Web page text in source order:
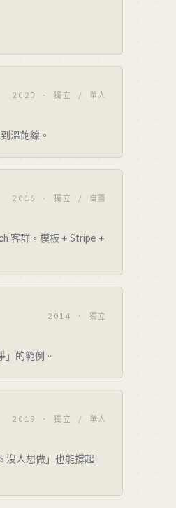
2023 · 獨立 / 單人
溫飽線。
2016 · 獨立 / 自籌
客群。模板 + Stripe +
2014 · 獨立
」的範例。
2019 · 獨立 / 單人
沒人想做」也能撐起